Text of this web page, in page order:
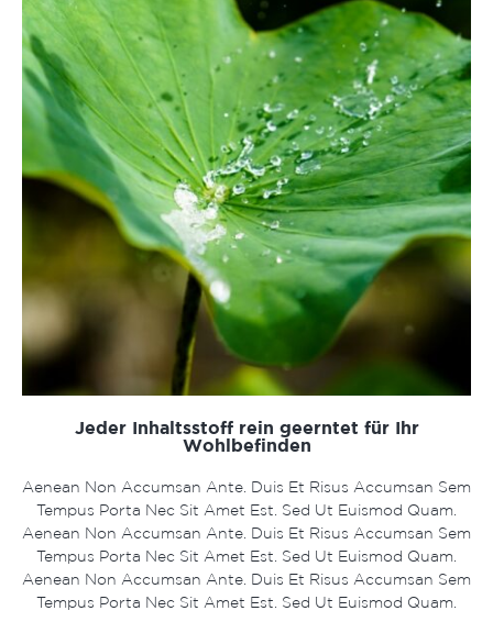
Jeder Inhaltsstoff rein geerntet für Ihr
Wohlbefinden
Aenean Non Accumsan Ante. Duis Et Risus Accumsan Sem
Tempus Porta Nec Sit Amet Est. Sed Ut Euismod Quam.
Aenean Non Accumsan Ante. Duis Et Risus Accumsan Sem
Tempus Porta Nec Sit Amet Est. Sed Ut Euismod Quam.
Aenean Non Accumsan Ante. Duis Et Risus Accumsan Sem
Tempus Porta Nec Sit Amet Est. Sed Ut Euismod Quam.